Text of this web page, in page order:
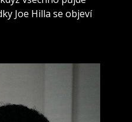
Joe Hilla se objeví